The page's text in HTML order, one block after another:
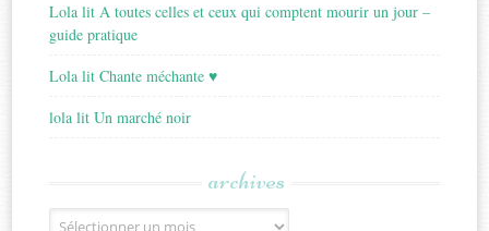
Lola lit A toutes celles et ceux qui comptent mourir un jour –
guide pratique
Lola lit Chante méchante ♥
lola lit Un marché noir
archives
Archives